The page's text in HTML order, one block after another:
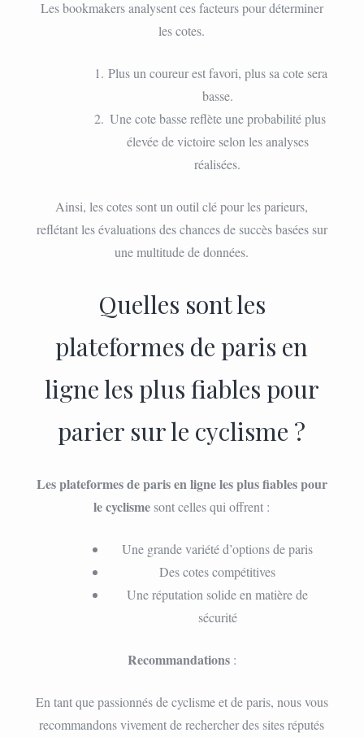
Les bookmakers analysent ces facteurs pour déterminer
les cotes.
Plus un coureur est favori, plus sa cote sera
basse.
Une cote basse reflète une probabilité plus
élevée de victoire selon les analyses
réalisées.
Ainsi, les cotes sont un outil clé pour les parieurs,
reflétant les évaluations des chances de succès basées sur
une multitude de données.
Quelles sont les
plateformes de paris en
ligne les plus fiables pour
parier sur le cyclisme ?
Les plateformes de paris en ligne les plus fiables pour
le cyclisme sont celles qui offrent :
Une grande variété d’options de paris
Des cotes compétitives
Une réputation solide en matière de
sécurité
Recommandations:
En tant que passionnés de cyclisme et de paris, nous vous
recommandons vivement de rechercher des sites réputés